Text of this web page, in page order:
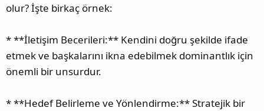
olur? İşte birkaç örnek:
* **İletişim Becerileri:** Kendini doğru şekilde ifade
etmek ve başkalarını ikna edebilmek dominantlık için
önemli bir unsurdur.
* **Hedef Belirleme ve Yönlendirme:** Stratejik bir